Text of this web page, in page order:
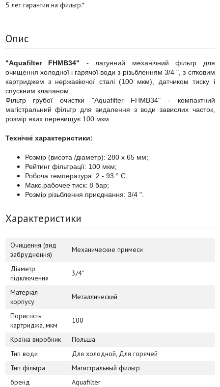
5 лет гарантии на фильтр.*
Опис
"Aquafilter FHMB34" - латунний механічний фільтр для
очищення холодної і гарячої води з різьбленням 3/4 ", з сітковим
картриджем з нержавіючої сталі (100 мкм), датчиком тиску і
спускним клапаном.
Фільтр грубої очистки "Aquafilter FHMB34" - компактний
магістральний фільтр для видалення з води завислих часток,
розмір яких перевищує 100 мкм.
Технічні характеристики:
Розмір (висота /діаметр): 280 х 65 мм;
Рейтинг фільтрації: 100 мкм;
Робоча температура: 2 - 93 ° C;
Макс.рабочее тиск: 8 бар;
Розмір різьблення приєднання: 3/4 ".
Характеристики
Очищення (вид
забруднення)
Механические примеси
Діаметр
підключення
3/4"
Матеріал
корпусу
Металлический
Пористість
картриджа, мкм
100
Країна виробник
Польша
Тип води
Для холодной, Для горячей
Тип фільтра
Магистральный фильтр
бренд
Aquafilter